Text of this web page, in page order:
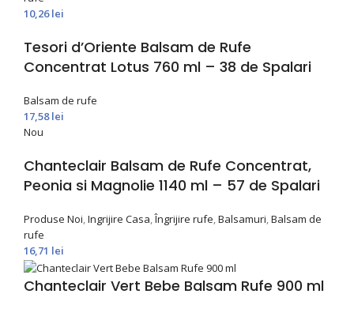
10,26lei
Tesori d’Oriente Balsam de Rufe
Concentrat Lotus 760 ml – 38 de Spalari
Balsam de rufe
17,58lei
Nou
Chanteclair Balsam de Rufe Concentrat,
Peonia si Magnolie 1140 ml – 57 de Spalari
Produse Noi,Ingrijire Casa,Îngrijire rufe,Balsamuri,Balsam de
rufe
16,71 lei
Chanteclair Vert Bebe Balsam Rufe 900 ml